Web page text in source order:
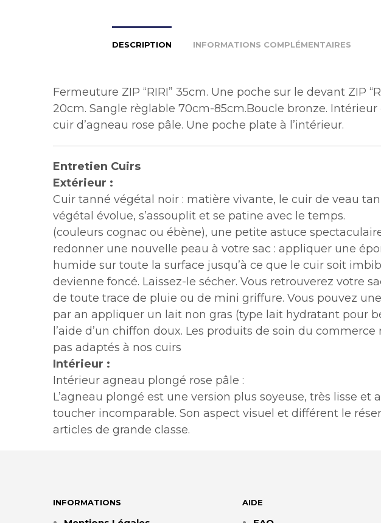
DESCRIPTION INFORMATIONS COMPLÉMENTAIRES
Fermeuture ZIP “RIRI” 35cm. Une poche sur le devant ZIP
20cm. Sangle règlable 70cm-85cm.Boucle bronze. Intérieur
cuir d’agneau rose pâle. Une poche plate à l’intérieur.
Entretien Cuirs
Extérieur :
Cuir tanné végétal noir : matière vivante, le cuir de veau
végétal évolue, s’assouplit et se patine avec le temps.
(couleurs cognac ou ébène), une petite astuce
redonner une nouvelle peau à votre sac : appliquer une
humide sur toute la surface jusqu’à ce que le cuir soit
devienne foncé. Laissez-le sécher. Vous retrouverez votre
de toute trace de pluie ou de mini griffure. Vous pouvez
par an appliquer un lait non gras (type lait hydratant pour
l’aide d’un chiffon doux. Les produits de soin du commerce
pas adaptés à nos cuirs
Intérieur :
Intérieur agneau plongé rose pâle :
L’agneau plongé est une version plus soyeuse, très lisse et
toucher incomparable. Son aspect visuel et différent le
articles de grande classe.
INFORMATIONS AIDE